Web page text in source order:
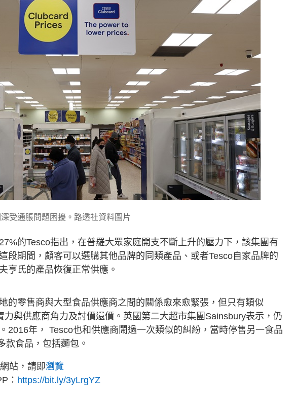
受通脹問題困擾。路透社資料圖片
的Tesco指出，在普羅大眾家庭開支不斷上升的壓力下，該集團有
段期間，顧客可以選䐟其他品牌的同類產品、或者Tesco自家品牌的
亨氏的產品恢復正常供應。
的零售商與大型食品供應商之間的關係愈來愈緊張，但只有類似
力與供應商角力及討價還價。英國第二大超市集團Sainsbury表示，仍
2016年， Tesco也和供應商鬧過一次類似的糾紛，當時停售另一食品
款食品，包括麵包。
站，請即瀏覽
： https://bit.ly/3yLrgYZ